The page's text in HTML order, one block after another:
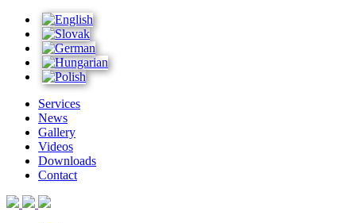
Services
News
Gallery
Videos
Downloads
Contact